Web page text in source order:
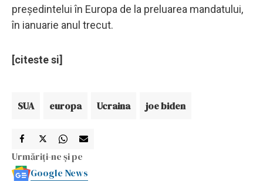
preşedintelui în Europa de la preluarea mandatului,
în ianuarie anul trecut.
[citeste si]
SUA europa Ucraina joe biden
Urmăriți-ne și pe
Google News